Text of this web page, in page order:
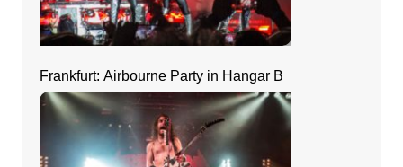
Frankfurt: Airbourne Party in Hangar B